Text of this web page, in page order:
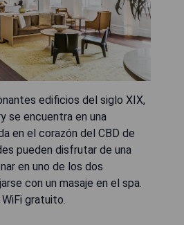
edificios del siglo XIX,
se encuentra en una
en el corazón del CBD de
pueden disfrutar de una
en uno de los dos
con un masaje en el spa.
gratuito.